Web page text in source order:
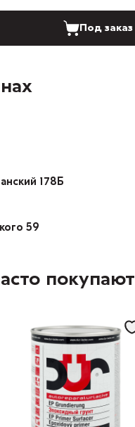
Под заказ
178Б
59
покупают